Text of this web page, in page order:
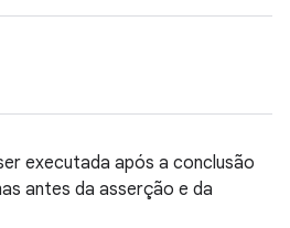
executada após a conclusão
antes da asserção e da